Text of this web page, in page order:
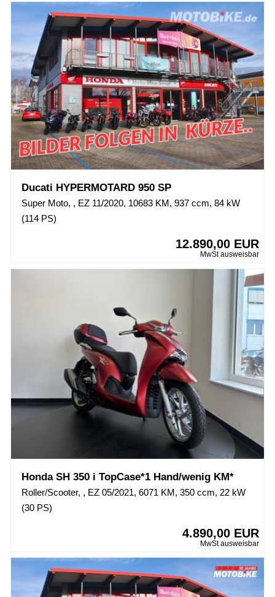
Ducati HYPERMOTARD 950 SP
Super Moto, , EZ 11/2020, 10683 KM, 937 ccm, 84 kW
(114 PS)
12.890,00 EUR
MwSt ausweisbar
Honda SH 350 i TopCase*1 Hand/wenig KM*
Roller/Scooter, , EZ 05/2021, 6071 KM, 350 ccm, 22 kW
(30 PS)
4.890,00 EUR
MwSt ausweisbar